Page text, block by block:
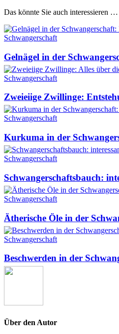
Das könnte Sie auch interessieren …
Schwangerschaft
Gelnägel in der
Schwangerschaft
Zweieiige Zwillinge:
Schwangerschaft
Kurkuma in der
Schwangerschaft
Schwangerschaftsbauch:
Schwangerschaft
Ätherische Öle in der
Schwangerschaft
Beschwerden in der
Über den Autor